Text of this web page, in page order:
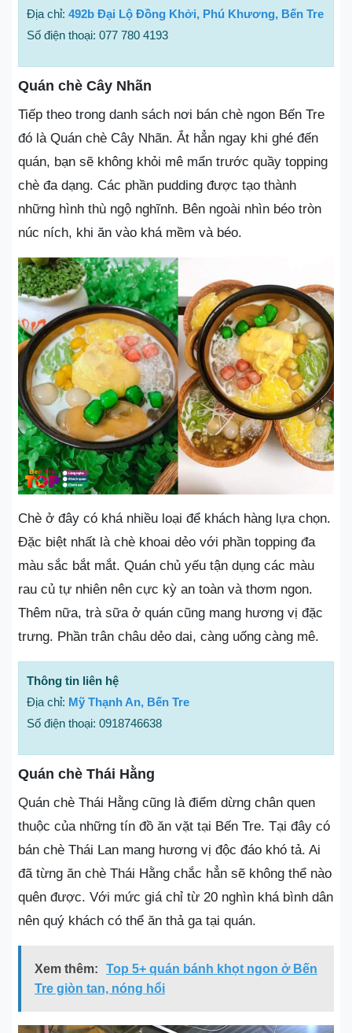
Địa chỉ: 492b Đại Lộ Đồng Khởi, Phú Khương, Bến Tre
Số điện thoại: 077 780 4193
Quán chè Cây Nhãn
Tiếp theo trong danh sách nơi bán chè ngon Bến Tre
đó là Quán chè Cây Nhãn. Ắt hẳn ngay khi ghé đến
quán, bạn sẽ không khỏi mê mẩn trước quầy topping
chè đa dạng. Các phần pudding được tạo thành
những hình thù ngộ nghĩnh. Bên ngoài nhìn béo tròn
núc ních, khi ăn vào khá mềm và béo.
Chè ở đây có khá nhiều loại để khách hàng lựa chọn.
Đặc biệt nhất là chè khoai dẻo với phần topping đa
màu sắc bắt mắt. Quán chủ yếu tận dụng các màu
rau củ tự nhiên nên cực kỳ an toàn và thơm ngon.
Thêm nữa, trà sữa ở quán cũng mang hương vị đặc
trưng. Phần trân châu dẻo dai, càng uống càng mê.
Thông tin liên hệ
Địa chỉ: Mỹ Thạnh An, Bến Tre
Số điện thoại: 0918746638
Quán chè Thái Hằng
Quán chè Thái Hằng cũng là điểm dừng chân quen
thuộc của những tín đồ ăn vặt tại Bến Tre. Tại đây có
bán chè Thái Lan mang hương vị độc đáo khó tả. Ai
đã từng ăn chè Thái Hằng chắc hẳn sẽ không thể nào
quên được. Với mức giá chỉ từ 20 nghìn khá bình dân
nên quý khách có thể ăn thả ga tại quán.
Xem thêm:
Top 5+ quán bánh khọt ngon ở Bến
Tre giòn tan, nóng hổi